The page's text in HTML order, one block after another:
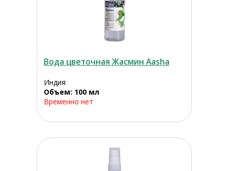
Вода цветочная Жасмин Aasha
Индия
Объем: 100 мл
Временно нет